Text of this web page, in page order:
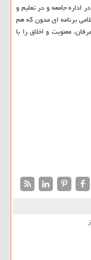
جامعه و در تعلیم و
برنامه ای مدون كه هم
معنویت و اخلاق را با